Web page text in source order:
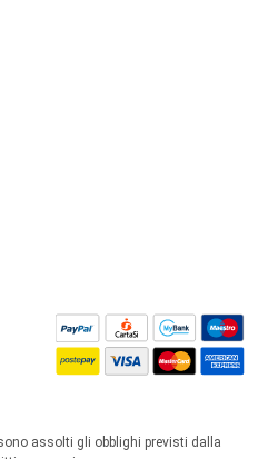
assolti gli obblighi previsti dalla